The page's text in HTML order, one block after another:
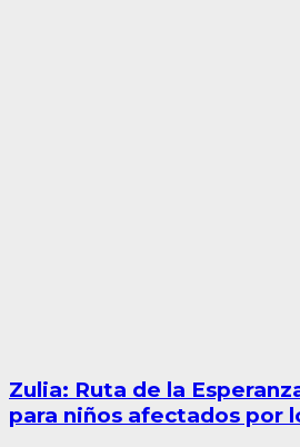
Zulia: Ruta de la
para niños afectados por